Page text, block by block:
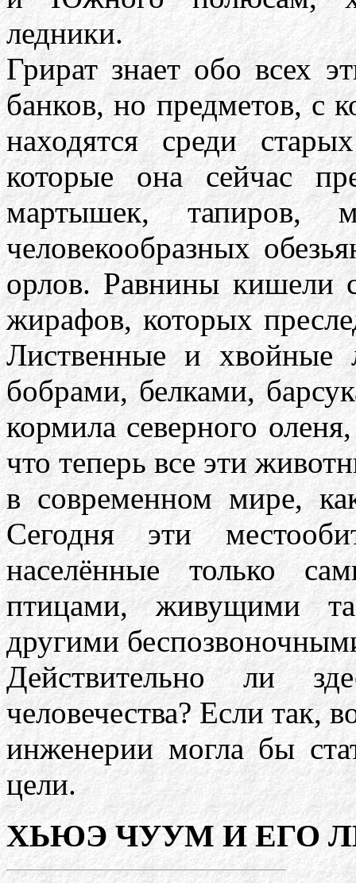
ледники.
Грират знает обо всех
банков, но предметов, с
находятся среди
которые она сейчас
мартышек, тапиров,
человекообразных
орлов. Равнины кишели
жирафов, которых
Лиственные и хвойные
бобрами, белками,
кормила северного
что теперь все эти
в современном мире,
Сегодня эти
населённые только
птицами, живущими
другими
Действительно ли
человечества? Если так,
инженерии могла бы
цели.
ХЬЮЭ ЧУУМ И ЕГО